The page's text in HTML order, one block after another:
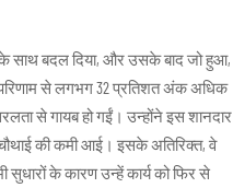
के साथ बदल दिया, और उसके बाद जो हुआ,
परिणाम से लगभग 32 प्रतिशत अंक अधिक
से गायब हो गईं। उन्होंने इस शानदार
चौथाई की कमी आई। इसके अतिरिक्त, वे
के कारण उन्हें कार्य को फिर से